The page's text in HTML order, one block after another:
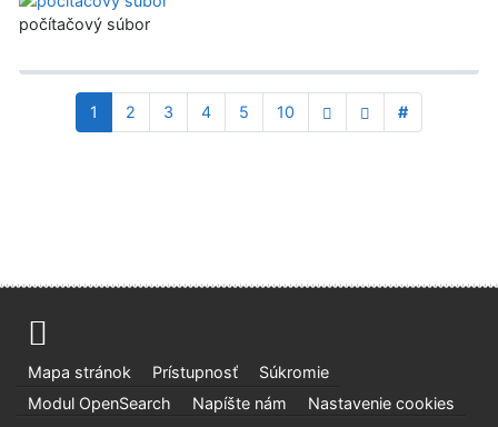
počítačový súbor
1 2 3 4 5 10 #
Mapa stránok Prístupnosť
Súkromie
Modul OpenSearch
Napíšte nám Nastavenie cookies